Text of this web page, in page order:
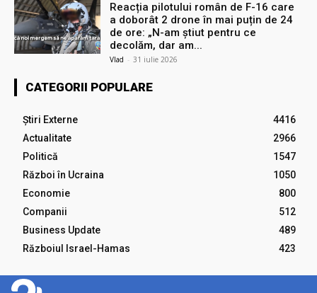
Reacția pilotului român de F-16 care
a doborât 2 drone în mai puțin de 24
de ore: „N-am știut pentru ce
decolăm, dar am...
Vlad - 31 iulie 2026
CATEGORII POPULARE
Știri Externe
4416
Actualitate
2966
Politică
1547
Război în Ucraina
1050
Economie
800
Companii
512
Business Update
489
Războiul Israel-Hamas
423